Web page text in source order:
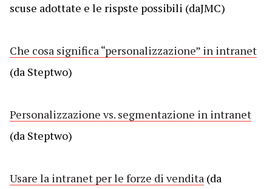
scuse adottate e le rispste possibili (daJMC)
Che cosa significa “personalizzazione” in intranet
(da Steptwo)
Personalizzazione vs. segmentazione in intranet
(da Steptwo)
Usare la intranet per le forze di vendita(da